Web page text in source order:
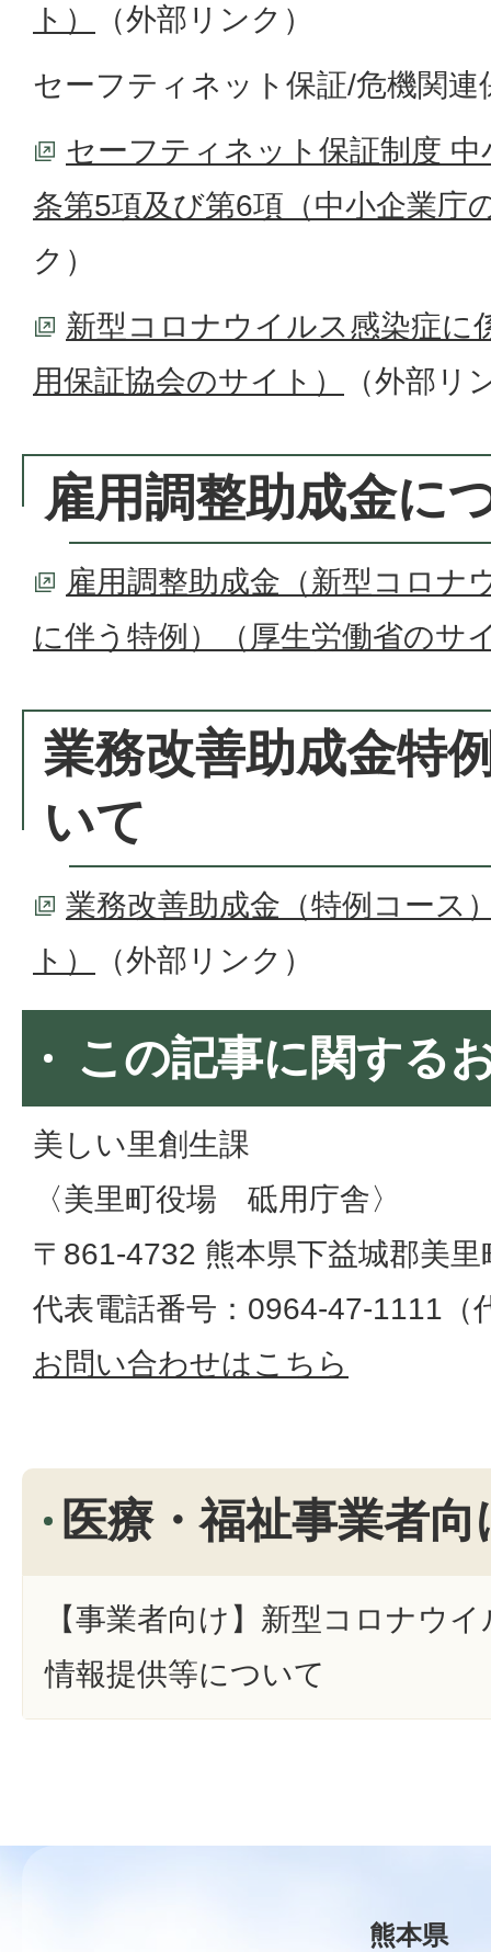
ト）
（外部リンク）
セーフティネット保証/危機関連
セーフティネット保証制度
条第5項及び第6項（中小企業庁
ク）
新型コロナウイルス感染症に
用保証協会のサイト）
（外部リ
雇用調整助成金に
雇用調整助成金（新型コロナ
に伴う特例）（厚生労働省のサ
業務改善助成金特
いて
業務改善助成金（特例コース
ト）
（外部リンク）
この記事に関する
美しい里創生課
〈美里町役場 砥用庁舎〉
〒861-4732 熊本県下益城郡美
代表電話番号：0964-47-1111（
お問い合わせはこちら
医療・福祉事業者向
【事業者向け】新型コロナウ
情報提供等について
熊本県